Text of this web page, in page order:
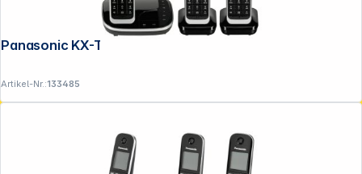
Panasonic KX-TGJ323GB
Artikel-Nr.:133485